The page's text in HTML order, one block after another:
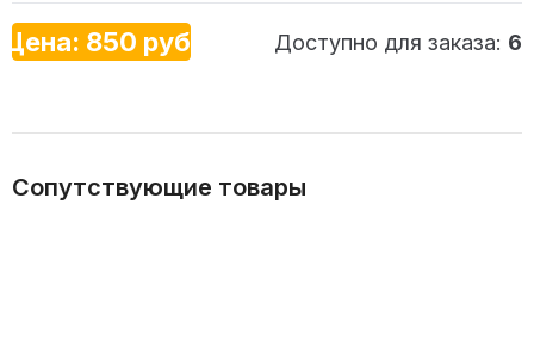
Цена: 850 руб. Доступно для заказа: 6
Сопутствующие товары